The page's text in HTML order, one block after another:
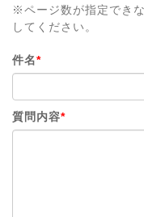
※ページ数が指定でき
してください。
件名*
質問内容*